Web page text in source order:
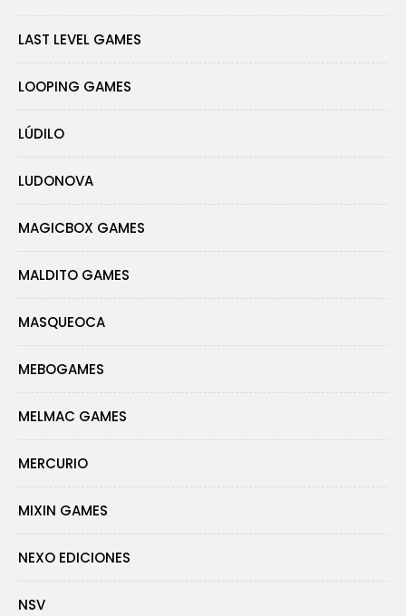
LAST LEVEL GAMES
LOOPING GAMES
LÚDILO
LUDONOVA
MAGICBOX GAMES
MALDITO GAMES
MASQUEOCA
MEBOGAMES
MELMAC GAMES
MERCURIO
MIXIN GAMES
NEXO EDICIONES
NSV